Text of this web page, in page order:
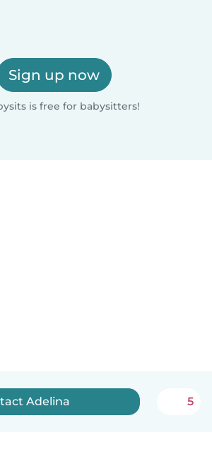
Sign up now
is free for babysitters!
Adelina 5